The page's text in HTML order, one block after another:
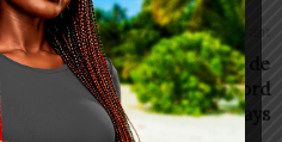
Article suivant
Togo/CEET: 14 jours de
coupures annoncés au nord
du pays